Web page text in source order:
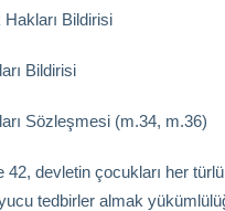
Bildirisi
Bildirisi
Sözleşmesi (m.34, m.36)
42, devletin çocukları her
tedbirler almak